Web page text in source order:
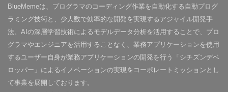
BlueMemeは、プログラマのコーディング作業を自動化する自動プログ
ラミング技術と、少人数で効率的な開発を実現するアジャイル開発手
法、AIの深層学習技術によるモデルデータ分析を活用することで、プロ
グラマやエンジニアを活用することなく、業務アプリケーションを使用
するユーザー自身が業務アプリケーションの開発を行う「シチズンデベ
ロッパー」によるイノベーションの実現をコーポレートミッションとし
て事業を展開しております。